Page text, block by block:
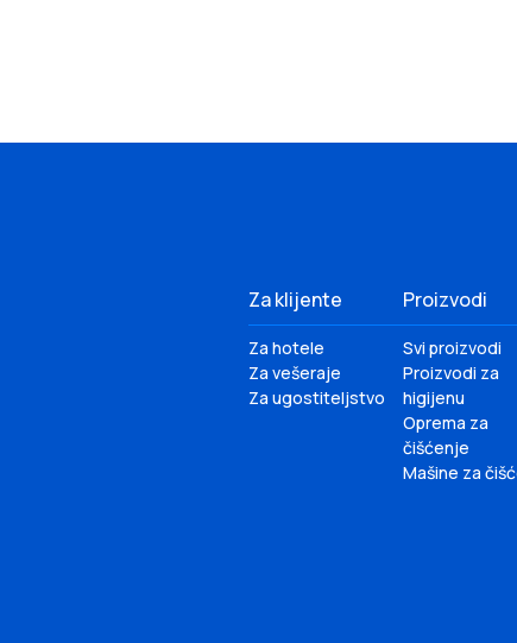
Za klijente
Za hotele
Za vešeraje
Za ugostiteljstvo
Proizvodi
Svi proizvodi
Proizvodi za
higijenu
Oprema za
čišćenje
Mašine za